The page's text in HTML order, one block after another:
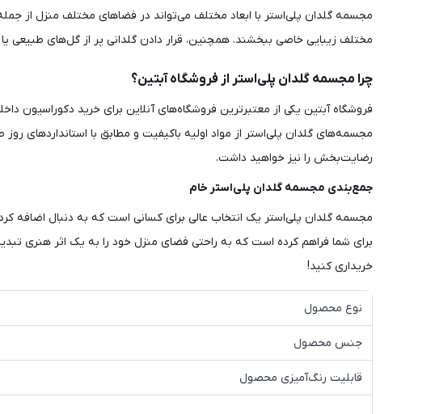
مجسمه گلدان پلی‌استر با ابعاد مختلف می‌تواند در فضاهای مختلف منزل از
مختلف زیبایی خاصی ببخشند. همچنین، قرار دادن گلدانی پر از گل‌های
چرا مجسمه گلدان پلی‌استر از فروشگاه آبتین؟
فروشگاه آبتین یکی از معتبرترین فروشگاه‌های آنلاین برای خرید دکوراسیون
مجسمه‌های گلدان پلی‌استر از مواد اولیه باکیفیت و مطابق با استانداردهای
رضایت‌بخش را نیز خواهید داشت.
جمع‌بندی مجسمه گلدان پلی‌استر خام
مجسمه گلدان پلی‌استر یک انتخاب عالی برای کسانی است که به دنبال اضافه
برای شما فراهم کرده است که به راحتی فضای منزل خود را به یک اثر هنری
خریداری کنید!
نوع محصول
جنس محصول
قابلیت رنگ‌آمیزی محصول